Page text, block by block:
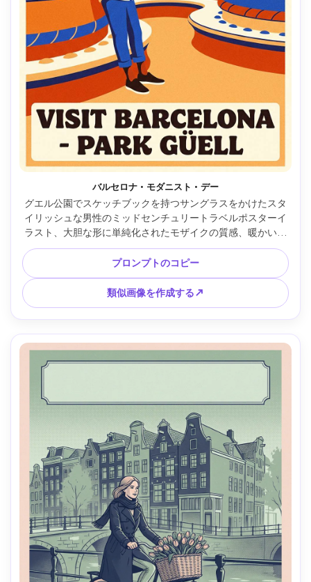
バルセロナ・モダニスト・デー
グエル公園でスケッチブックを持つサングラスをかけたスタ
イリッシュな男性のミッドセンチュリートラベルポスターイ
ラスト、大胆な形に単純化されたモザイクの質感、暖かいカ
タルーニャの太陽、ガウディにインスパイアされた遊び心の
ある曲線、飽和オレンジ、コバルト、クリームのパレット、
下部のミニマルタイプのブロックエリア、微妙なリゾグラフ
グレイン --ar 4:5
プロンプトのコピー
類似画像を作成する↗